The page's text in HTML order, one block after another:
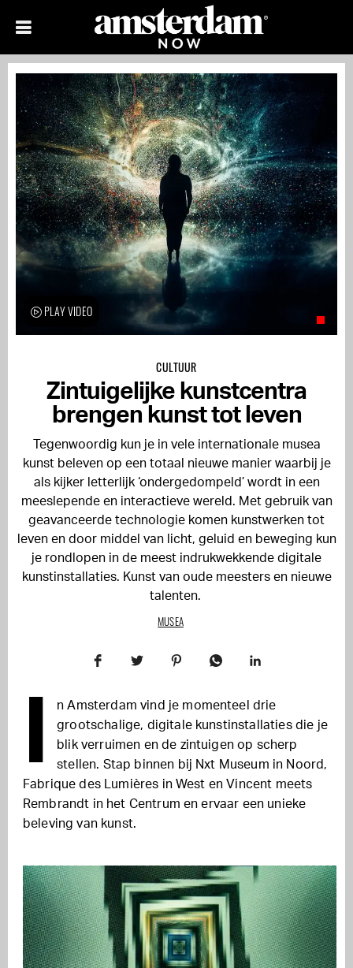
CULTUUR
Zintuigelijke kunstcentra
brengen kunst tot leven
Tegenwoordig kun je in vele internationale musea
kunst beleven op een totaal nieuwe manier waarbij je
als kijker letterlijk ‘ondergedompeld’ wordt in een
meeslepende en interactieve wereld. Met gebruik van
geavanceerde technologie komen kunstwerken tot
leven en door middel van licht, geluid en beweging kun
je rondlopen in de meest indrukwekkende digitale
kunstinstallaties. Kunst van oude meesters en nieuwe
talenten.
MUSEA
PLAY VIDEO
I
n Amsterdam vind je momenteel drie
grootschalige, digitale kunstinstallaties die je
blik verruimen en de zintuigen op scherp
stellen. Stap binnen bij Nxt Museum in Noord,
Fabrique des Lumières in West en Vincent meets
Rembrandt in het Centrum en ervaar een unieke
beleving van kunst.